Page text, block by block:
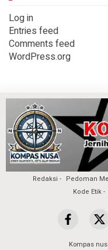
Log in
Entries feed
Comments feed
WordPress.org
Redaksi Pedoman
Kode Etik
Kompas